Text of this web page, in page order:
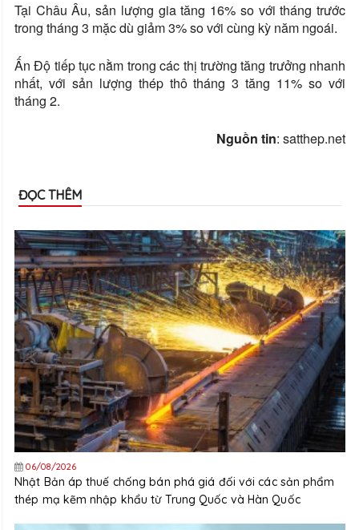
Tại Châu Âu, sản lượng gia tăng 16% so với tháng trước
trong tháng 3 mặc dù giảm 3% so với cùng kỳ năm ngoái.
Ấn Độ tiếp tục nằm trong các thị trường tăng trưởng nhanh
nhất, với sản lượng thép thô tháng 3 tăng 11% so với
tháng 2.
Nguồn tin: satthep.net
ĐỌC THÊM
06/08/2026
Nhật Bản áp thuế chống bán phá giá đối với các sản phẩm
thép mạ kẽm nhập khẩu từ Trung Quốc và Hàn Quốc